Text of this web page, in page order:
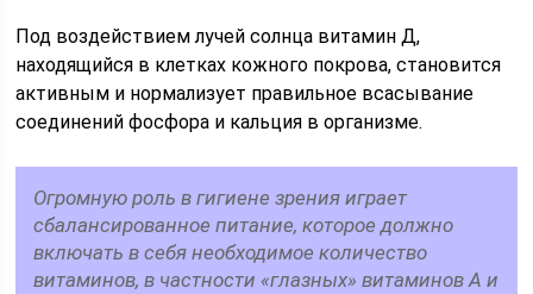
Под воздействием лучей солнца витамин Д,
находящийся в клетках кожного покрова, становится
активным и нормализует правильное всасывание
соединений фосфора и кальция в организме.
Огромную роль в гигиене зрения играет
сбалансированное питание, которое должно
включать в себя необходимое количество
витаминов, в частности «глазных» витаминов А и